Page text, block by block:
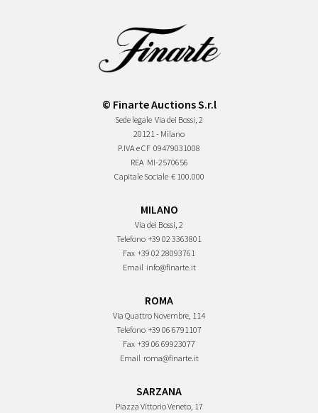
© Finarte Auctions S.r.l
Sede legale Via dei Bossi, 2
20121 - Milano
P.IVA e CF 09479031008
REA MI-2570656
Capitale Sociale € 100.000
MILANO
Via dei Bossi, 2
Telefono +39 02 3363801
Fax +39 02 28093761
Email info@finarte.it
ROMA
Via Quattro Novembre, 114
Telefono +39 06 6791107
Fax +39 06 69923077
Email roma@finarte.it
SARZANA
Piazza Vittorio Veneto, 17